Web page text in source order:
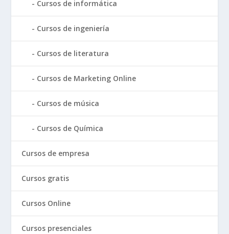
Cursos de informática
Cursos de ingeniería
Cursos de literatura
Cursos de Marketing Online
Cursos de música
Cursos de Química
Cursos de empresa
Cursos gratis
Cursos Online
Cursos presenciales